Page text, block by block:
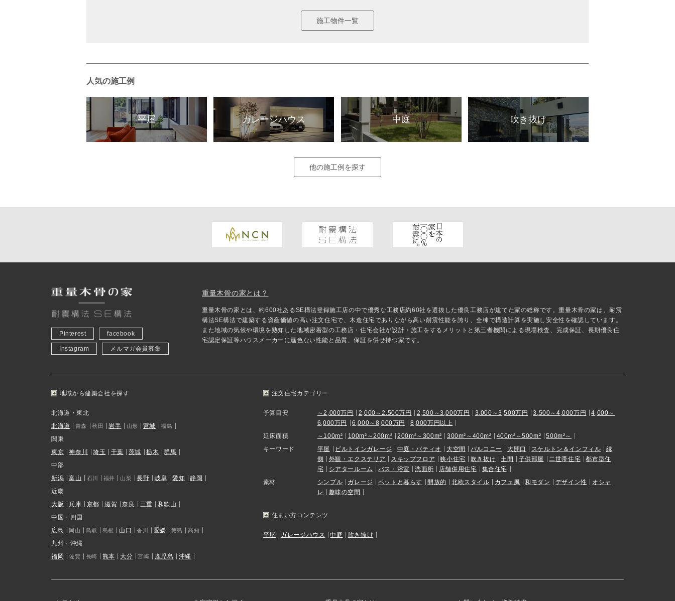
施工物件一覧
人気の施工例
平屋 ガレージハウス 中庭 吹き抜け
他の施工例を探す
Pinterest facebook
Instagram メルマガ会員募集
重量木骨の家とは？
重量木骨の家とは、約600社あるSE構法登録施工店の中で優秀な工務店約60社を選抜した優良工務店が建てた家の総称です。重量木骨の家は、耐震
構法SE構法で建築する資産価値の高い注文住宅で、木造住宅でありながら高い耐震性能を誇り、全棟で構造計算を実施し安全性を確認しています。
また地域の気候や環境を熟知した地域密着型の工務店・住宅会社が設計・施工をするメリットと第三者機関による現場検査、完成保証、長期優良住
宅認定保証等ハウスメーカーに遜色ない性能と品質、保証を併せ持つ家です。
地域から建築会社を探す
北海道・東北
北海道
青森 秋田 岩手 山形 宮城 福島
関東
東京
神奈川 埼玉 千葉 茨城 栃木
群馬
中部
新潟
富山 石川 福井 山梨 長野 岐阜 愛知
静岡
近畿
大阪
兵庫 京都 滋賀 奈良 三重
和歌山
中国・四国
広島
岡山 鳥取 島根 山口 香川 愛媛 徳島 高知
九州・沖縄
福岡
佐賀 長崎 熊本 大分 宮崎 鹿児島 沖縄
注文住宅カテゴリー
予算目安 ～2,000万円 2,000～2,500万円 2,500～3,000万円 3,000～3,500万円 3,500～4,000万円
4,000～
6,000万円
6,000～8,000万円
8,000万円以上
延床面積
～100m² 100m²～200m² 200m²～300m² 300m²～400m² 400m²～500m²
500m²～
キーワード
平屋 ビルトインガレージ 中庭・パティオ 大空間 バルコニー 大開口 スケルトン＆インフィル
縁
側
外観・エクステリア スキップフロア 狭小住宅 吹き抜け 土間 子供部屋 二世帯住宅
都市型住
宅
シアタールーム バス・浴室 洗面所 店舗併用住宅
集合住宅
素材
シンプル ガレージ ペットと暮らす 開放的 北欧スタイル カフェ風 和モダン デザイン性
オシャ
レ
趣味の空間
住まい方コンテンツ
平屋 ガレージハウス 中庭 吹き抜け